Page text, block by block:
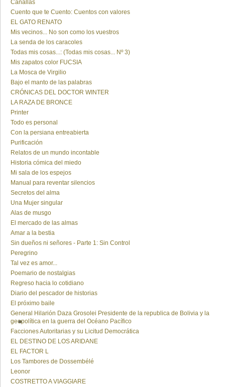
Canallas
Cuento que te Cuento: Cuentos con valores
EL GATO RENATO
Mis vecinos... No son como los vuestros
La senda de los caracoles
Todas mis cosas...: (Todas mis cosas... Nº 3)
Mis zapatos color FUCSIA
La Mosca de Virgilio
Bajo el manto de las palabras
CRÓNICAS DEL DOCTOR WINTER
LA RAZA DE BRONCE
Printer
Todo es personal
Con la persiana entreabierta
Purificación
Relatos de un mundo incontable
Historia cómica del miedo
Mi sala de los espejos
Manual para reventar silencios
Secretos del alma
Una Mujer singular
Alas de musgo
El mercado de las almas
Amar a la bestia
Sin dueños ni señores - Parte 1: Sin Control
Peregrino
Tal vez es amor...
Poemario de nostalgias
Regreso hacia lo cotidiano
Diario del pescador de historias
El próximo baile
General Hilarión Daza Grosolei Presidente de la republica de Bolivia y la
geopolítica en la guerra del Océano Pacífico
Facciones Autoritarias y su Licitud Democrática
EL DESTINO DE LOS ARIDANE
EL FACTOR L
Los Tambores de Dossembélé
Leonor
COSTRETTO A VIAGGIARE